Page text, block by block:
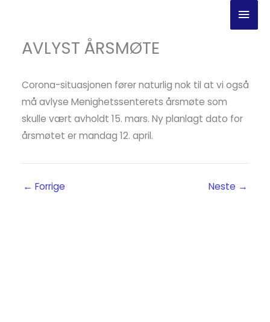
AVLYST ÅRSMØTE
Corona-situasjonen fører naturlig nok til at vi også
må avlyse Menighetssenterets årsmøte som
skulle vært avholdt 15. mars. Ny planlagt dato for
årsmøtet er mandag 12. april.
← Forrige Neste →